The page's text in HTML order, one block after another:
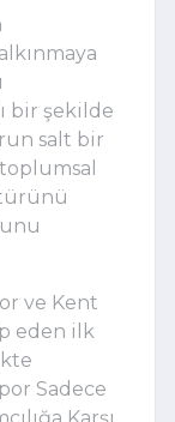
bir şekilde
salt bir
ve Kent
eden ilk
Sadece